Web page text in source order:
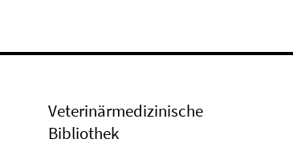
Veterinärmedizinische
Bibliothek